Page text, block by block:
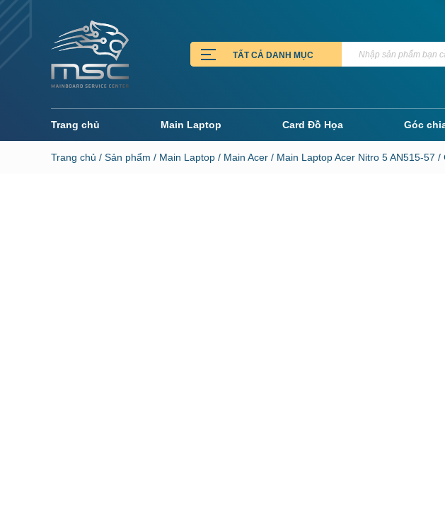
Trang chủ Main Laptop Card Đồ Họa Góc
Trang chủ / Sản phẩm / Main Laptop / Main Acer / Main Laptop Acer Nitro 5 AN515-57